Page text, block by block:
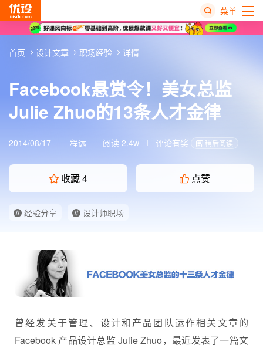
菜单
Facebook悬赏令！美女总监
Julie Zhuo的13条人才金律
2014/08/17 程远 阅读 2.4w 评论有奖 稍后阅读
收藏4 点赞
经验分享 设计师职场
首页 设计文章 职场经验 详情
曾经发关于管理、设计和产品团队运作相关文章的
Facebook 产品设计总监 Julie Zhuo，最近发表了一篇文